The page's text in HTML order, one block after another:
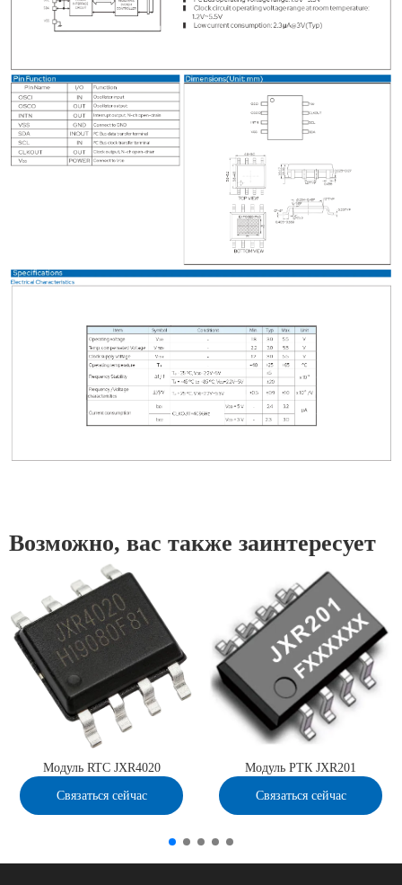
Возможно, вас также заинтересует
Модуль RTC JXR4020
Связаться сейчас
Модуль РТК JXR201
Связаться сейчас